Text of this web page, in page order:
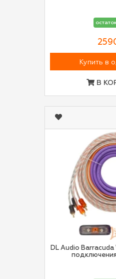
Купить в
В
DL Audio